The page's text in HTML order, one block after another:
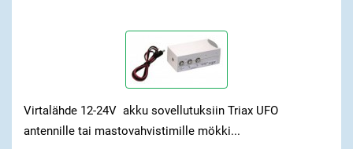
Virtalähde 12-24V akku sovellutuksiin Triax UFO
antennille tai mastovahvistimille mökki...